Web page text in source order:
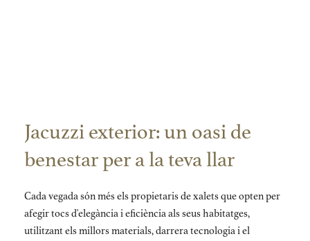
Jacuzzi exterior: un oasi de
benestar per a la teva llar
Cada vegada són més els propietaris de xalets que opten per
afegir tocs d'elegància i eficiència als seus habitatges,
utilitzant els millors materials, darrera tecnologia i el